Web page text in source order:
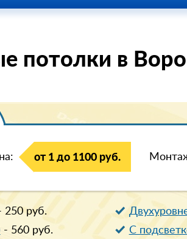
потолки в
от 1 до 1100 руб.
250руб.
С
- 560руб.